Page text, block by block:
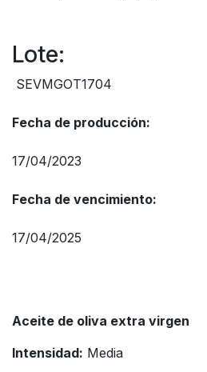
Lote:
SEVMGOT1704
Fecha de producción:
17/04/2023
Fecha de vencimiento:
17/04/2025
Aceite de oliva extra virgen
Intensidad: Media